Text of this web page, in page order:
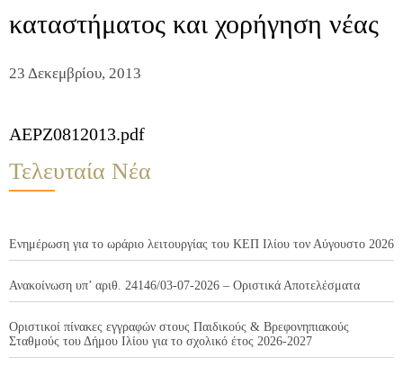
καταστήματος και χορήγηση νέας
23 Δεκεμβρίου, 2013
AEPZ0812013.pdf
Τελευταία Νέα
Ενημέρωση για το ωράριο λειτουργίας του ΚΕΠ Ιλίου τον Αύγουστο 2026
Ανακοίνωση υπ’ αριθ. 24146/03-07-2026 – Οριστικά Αποτελέσματα
Οριστικοί πίνακες εγγραφών στους Παιδικούς & Βρεφονηπιακούς
Σταθμούς του Δήμου Ιλίου για το σχολικό έτος 2026-2027